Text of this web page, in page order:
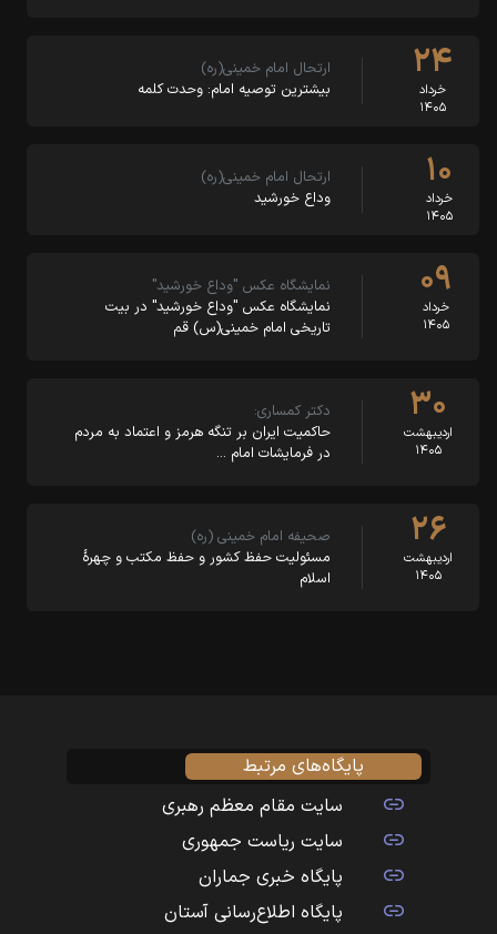
۲۴
خرداد
۱۴۰۵
ارتحال امام خمینی(ره)
بیشترین توصیه امام: وحدت کلمه
۱۰
خرداد
۱۴۰۵
ارتحال امام خمینی(ره)
وداع خورشید
۰۹
خرداد
۱۴۰۵
نمایشگاه عکس "وداع خورشید"
نمایشگاه عکس "وداع خورشید" در بیت‌
تاریخی امام خمینی(س) قم
۳۰
اردیبهشت
۱۴۰۵
دکتر کمساری:
حاکمیت ایران بر تنگه هرمز و اعتماد به مردم
در فرمایشات امام …
۲۶
اردیبهشت
۱۴۰۵
صحیفه امام خمینی (ره)
مسئولیت حفظ کشور و حفظ مکتب و چهرهٔ
اسلام
پایگاه‌های مرتبط
سایت مقام معظم رهبری
سایت ریاست جمهوری
پایگاه خبری جماران
پایگاه اطلاع‌رسانی آستان